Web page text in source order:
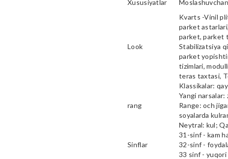
Xususiyatlar
Look
Kvarts -Vinil
parket
parket, parket
Stabilizatsiya
parket
tizimlari,
teras taxtasi,
rang
Klassikalar:
Yangi
Range: och
soyalarda
Neytral: kul;
Sinflar
31-sinf - kam
32-sinf -
33 sinf - yuqori